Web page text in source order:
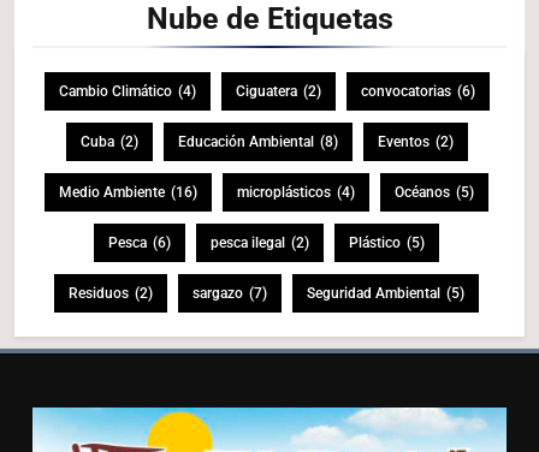
Nube de Etiquetas
Cambio Climático (4) Ciguatera (2) convocatorias (6)
Cuba (2) Educación Ambiental (8) Eventos (2)
Medio Ambiente (16) microplásticos (4) Océanos (5)
Pesca (6) pesca ilegal (2) Plástico (5)
Residuos (2) sargazo (7) Seguridad Ambiental (5)